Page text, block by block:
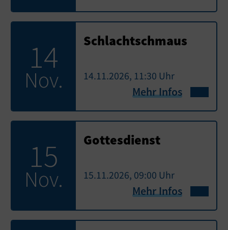
14
Nov.
Schlachtschmaus
14.11.2026, 11:30 Uhr
Mehr Infos
15
Nov.
Gottesdienst
15.11.2026, 09:00 Uhr
Mehr Infos